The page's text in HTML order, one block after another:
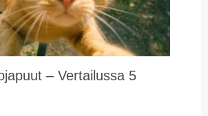
– Vertailussa 5